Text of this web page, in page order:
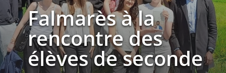
Falmarès à la
rencontre des
élèves de seconde